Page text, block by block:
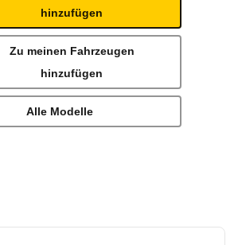
hinzufügen
Zu meinen Fahrzeugen
hinzufügen
Alle Modelle